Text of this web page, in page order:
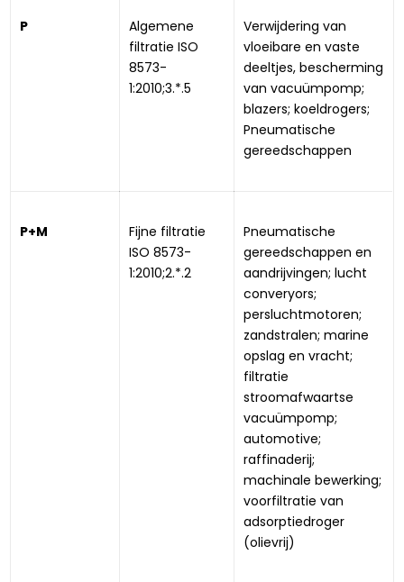
P
Algemene
filtratie ISO
8573-
1:2010;3.*.5
Verwijdering van
vloeibare en vaste
deeltjes, bescherming
van vacuümpomp;
blazers; koeldrogers;
Pneumatische
gereedschappen
P+M
Fijne filtratie
ISO 8573-
1:2010;2.*.2
Pneumatische
gereedschappen en
aandrijvingen; lucht
converyors;
persluchtmotoren;
zandstralen; marine
opslag en vracht;
filtratie
stroomafwaartse
vacuümpomp;
automotive;
raffinaderij;
machinale bewerking;
voorfiltratie van
adsorptiedroger
(olievrij)